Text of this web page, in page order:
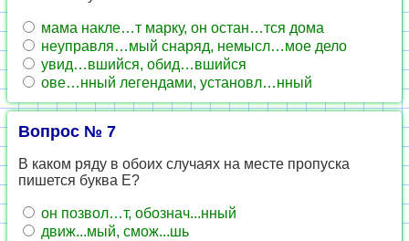
мама накле…т марку, он остан…тся дома
неуправля…мый снаряд, немысл…мое дело
увид…вшийся, обид…вшийся
ове…нный легендами, установл…нный
Вопрос № 7
В каком ряду в обоих случаях на месте пропуска
пишется буква Е?
он позвол…т, обознач...нный
движ...мый, смож...шь